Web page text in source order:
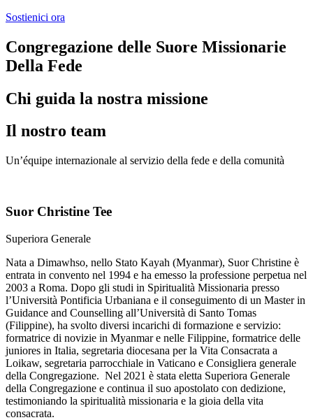
Sostienici ora
Congregazione delle Suore Missionarie
Della Fede
Chi guida la nostra missione
Il nostro team
Un’équipe internazionale al servizio della fede e della comunità
Suor Christine Tee
Superiora Generale
Nata a Dimawhso, nello Stato Kayah (Myanmar), Suor Christine è
entrata in convento nel 1994 e ha emesso la professione perpetua nel
2003 a Roma. Dopo gli studi in Spiritualità Missionaria presso
l’Università Pontificia Urbaniana e il conseguimento di un Master in
Guidance and Counselling all’Università di Santo Tomas
(Filippine), ha svolto diversi incarichi di formazione e servizio:
formatrice di novizie in Myanmar e nelle Filippine, formatrice delle
juniores in Italia, segretaria diocesana per la Vita Consacrata a
Loikaw, segretaria parrocchiale in Vaticano e Consigliera generale
della Congregazione. Nel 2021 è stata eletta Superiora Generale
della Congregazione e continua il suo apostolato con dedizione,
testimoniando la spiritualità missionaria e la gioia della vita
consacrata.